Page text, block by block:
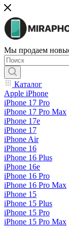
Мы продаем
Каталог
Apple iPhone
iPhone 17 Pro
iPhone 17 Pro Max
iPhone 17e
iPhone 17
iPhone Air
iPhone 16
iPhone 16 Plus
iPhone 16e
iPhone 16 Pro
iPhone 16 Pro Max
iPhone 15
iPhone 15 Plus
iPhone 15 Pro
iPhone 15 Pro Max